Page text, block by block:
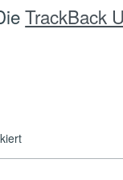
TrackBack